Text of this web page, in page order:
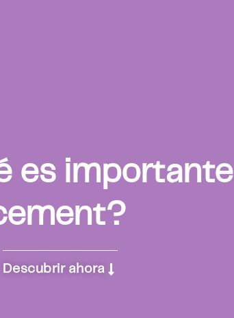
es importante
Descubrir ahora